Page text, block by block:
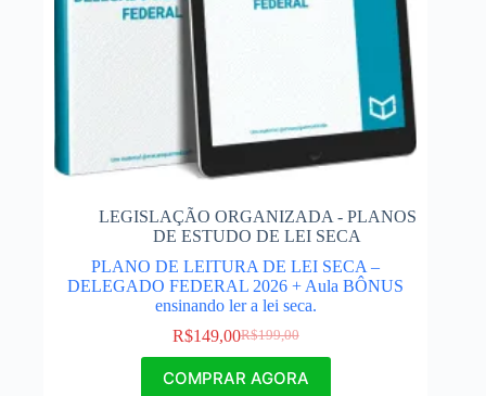
LEGISLAÇÃO ORGANIZADA - PLANOS
DE ESTUDO DE LEI SECA
PLANO DE LEITURA DE LEI SECA –
DELEGADO FEDERAL 2026 + Aula BÔNUS
ensinando ler a lei seca.
R$199,00
R$149,00
COMPRAR AGORA